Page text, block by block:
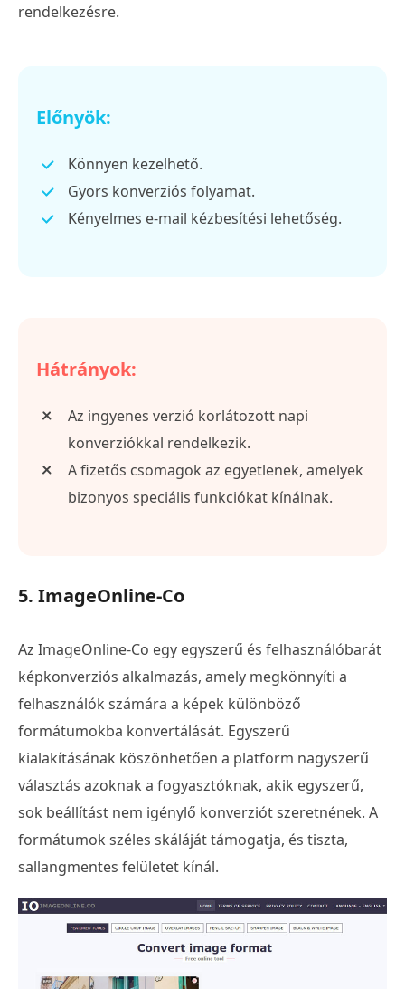
rendelkezésre.
Előnyök:
Könnyen kezelhető.
Gyors konverziós folyamat.
Kényelmes e-mail kézbesítési lehetőség.
Hátrányok:
Az ingyenes verzió korlátozott napi
konverziókkal rendelkezik.
A fizetős csomagok az egyetlenek, amelyek
bizonyos speciális funkciókat kínálnak.
5. ImageOnline-Co
Az ImageOnline-Co egy egyszerű és felhasználóbarát
képkonverziós alkalmazás, amely megkönnyíti a
felhasználók számára a képek különböző
formátumokba konvertálását. Egyszerű
kialakításának köszönhetően a platform nagyszerű
választás azoknak a fogyasztóknak, akik egyszerű,
sok beállítást nem igénylő konverziót szeretnének. A
formátumok széles skáláját támogatja, és tiszta,
sallangmentes felületet kínál.